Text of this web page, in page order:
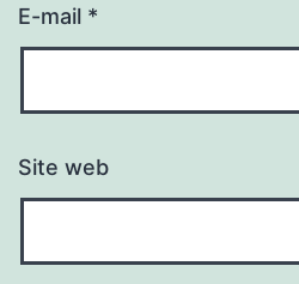
E-mail *
Site web